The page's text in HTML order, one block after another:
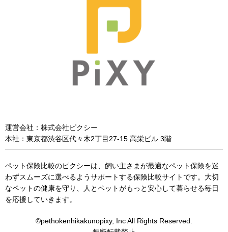
運営会社：株式会社ピクシー
本社：東京都渋谷区代々木2丁目27-15 高栄ビル 3階
ペット保険比較のピクシーは、飼い主さまが最適なペット保険を迷
わずスムーズに選べるようサポートする保険比較サイトです。大切
なペットの健康を守り、人とペットがもっと安心して暮らせる毎日
を応援していきます。
©pethokenhikakunopixy, Inc All Rights Reserved.